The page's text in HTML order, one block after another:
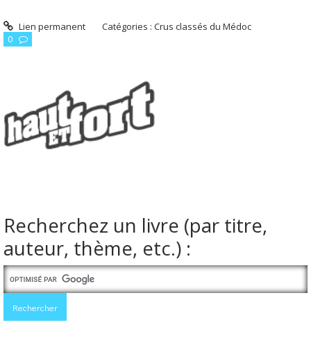
Lien permanent Catégories :Crus classés du Médoc
0
Recherchez un livre (par titre,
auteur, thème, etc.) :